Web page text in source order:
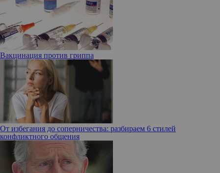
Вакцинация против гриппа
От избегания до соперничества: разбираем 6 стилей
конфликтного общения